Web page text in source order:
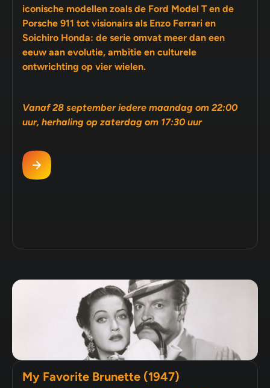
iconische modellen zoals de Ford Model T en de
Porsche 911 tot visionairs als Enzo Ferrari en
Soichiro Honda: de serie omvat meer dan een
eeuw aan evolutie, ambitie en culturele
ontwrichting op vier wielen.
Vanaf 28 september iedere maandag om 22:00
uur, herhaling op zaterdag om 17:30 uur
My Favorite Brunette (1947)